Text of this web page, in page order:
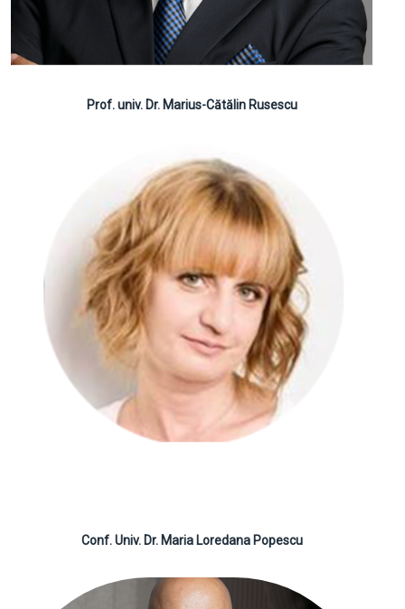
Prof. univ. Dr. Marius-Cătălin Rusescu
Conf. Univ. Dr. Maria Loredana Popescu